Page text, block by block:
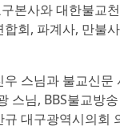
구본사와 대한불
회, 파계사, 만불
스님과 불교신
스님, BBS불교방
대구광역시의